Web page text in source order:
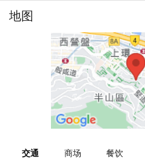
地图
交通 商场 餐饮